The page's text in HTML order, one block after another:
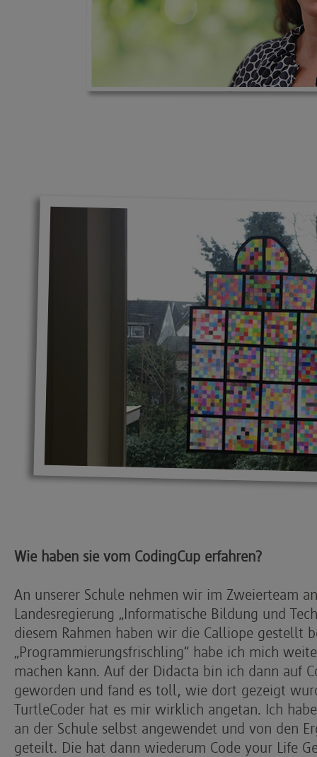
Wie haben sie vom CodingCup erfahren?
An unserer Schule nehmen wir im Zweierteam
Landesregierung „Informatische Bildung und
diesem Rahmen haben wir die Calliope gestellt
„Programmierungsfrischling“ habe ich mich
machen kann. Auf der Didacta bin ich dann auf
geworden und fand es toll, wie dort gezeigt
TurtleCoder hat es mir wirklich angetan. Ich
an der Schule selbst angewendet und von den
geteilt. Die hat dann wiederum Code your Life